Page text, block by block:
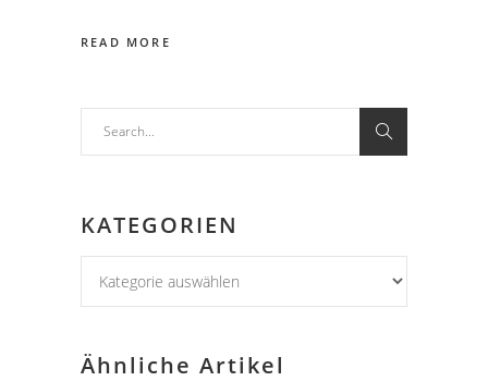
READ MORE
KATEGORIEN
Ähnliche Artikel